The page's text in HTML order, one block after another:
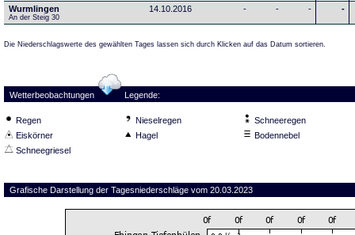
Wurmlingen
An der Steig 30
14.10.2016 - - - -
Die Niederschlagswerte des gewählten Tages lassen sich durch Klicken auf das Datum sortieren.
Wetterbeobachtungen Legende:
Regen Nieselregen
Schneeregen
Eiskörner
Hagel
Bodennebel
Schneegriesel
Grafische Darstellung der Tagesniederschläge vom 20.03.2023